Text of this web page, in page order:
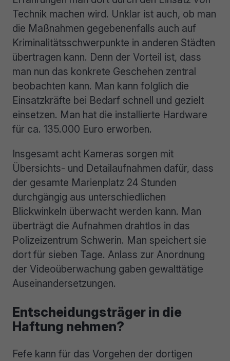
Technik machen wird. Unklar ist auch, ob man
die Maßnahmen gegebenenfalls auch auf
Kriminalitätsschwerpunkte in anderen Städten
übertragen kann. Denn der Vorteil ist, dass
man nun das konkrete Geschehen zentral
beobachten kann. Man kann folglich die
Einsatzkräfte bei Bedarf schnell und gezielt
einsetzen. Man hat die installierte Hardware
für ca. 135.000 Euro erworben.
Insgesamt acht Kameras sorgen mit
Übersichts- und Detailaufnahmen dafür, dass
der gesamte Marienplatz 24 Stunden
durchgängig aus unterschiedlichen
Blickwinkeln überwacht werden kann. Man
überträgt die Aufnahmen drahtlos in das
Polizeizentrum Schwerin. Man speichert sie
dort für sieben Tage. Anlass zur Anordnung
der Videoüberwachung gaben gewalttätige
Auseinandersetzungen.
Entscheidungsträger in die
Haftung nehmen?
Fefe kann für das Vorgehen der dortigen